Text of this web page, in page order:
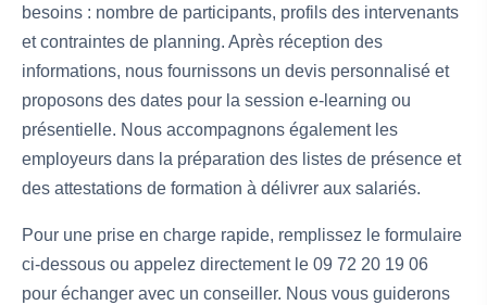
besoins : nombre de participants, profils des intervenants
et contraintes de planning. Après réception des
informations, nous fournissons un devis personnalisé et
proposons des dates pour la session e-learning ou
présentielle. Nous accompagnons également les
employeurs dans la préparation des listes de présence et
des attestations de formation à délivrer aux salariés.
Pour une prise en charge rapide, remplissez le formulaire
ci-dessous ou appelez directement le 09 72 20 19 06
pour échanger avec un conseiller. Nous vous guiderons